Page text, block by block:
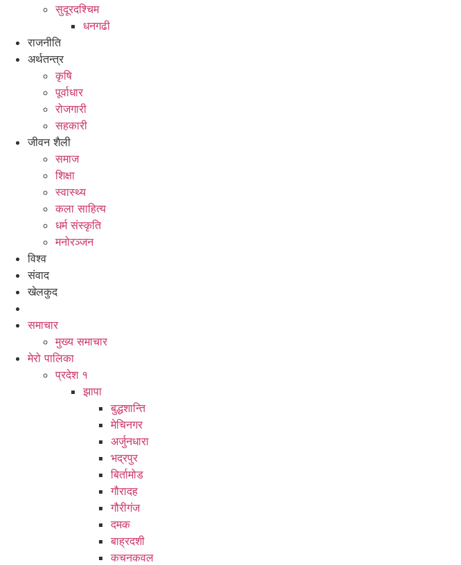
सुदूरदश्चिम
धनगढी
राजनीति
अर्थतन्त्र
कृषि
पूर्वाधार
रोजगारी
सहकारी
जीवन शैली
समाज
शिक्षा
स्वास्थ्य
कला साहित्य
धर्म संस्कृति
मनोरञ्जन
विश्व
संवाद
खेलकुद
समाचार
मुख्य समाचार
मेरो पालिका
प्रदेश १
झापा
बुद्धशान्ति
मेचिनगर
अर्जुनधारा
भद्रपुर
बिर्तामोड
गौरादह
गौरीगंज
दमक
बाह्रदशी
कचनकवल